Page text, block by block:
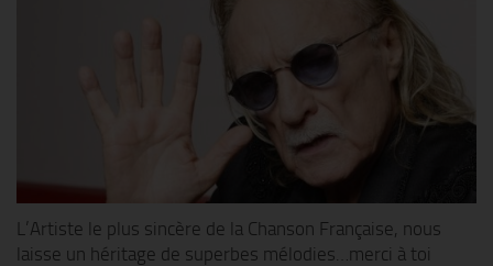
L’Artiste le plus sincère de la Chanson Française, nous
laisse un héritage de superbes mélodies…merci à toi